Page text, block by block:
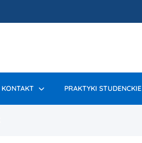
KONTAKT PRAKTYKI STUDENCKIE